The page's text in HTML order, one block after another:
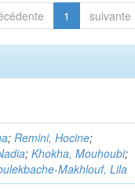
1 suivante
;Remini, Hocine;
;Khokha, Mouhoubi;
Makhlouf, Lila